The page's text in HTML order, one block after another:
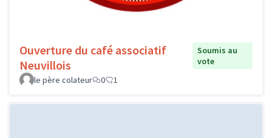
Ouverture du café associatif
Neuvillois
Soumis au
vote
le père colateur
0 1